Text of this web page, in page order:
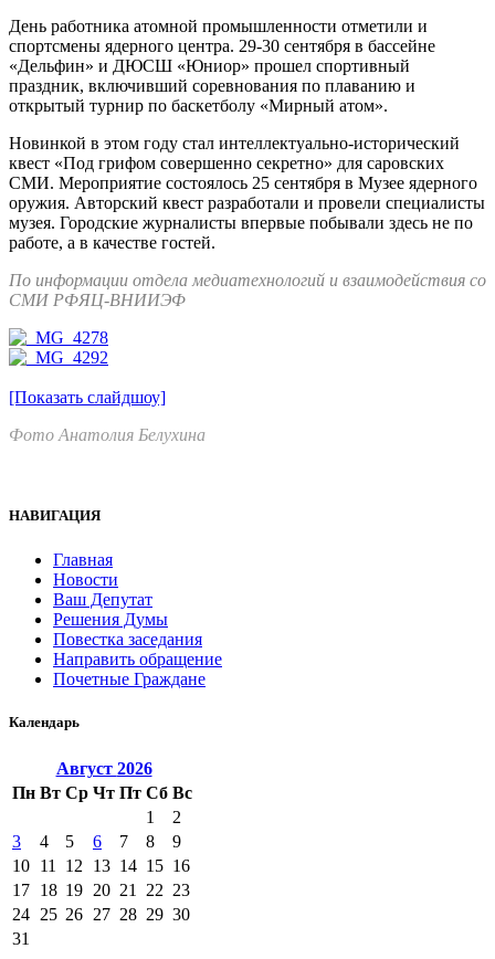
День работника атомной промышленности отметили и
спортсмены ядерного центра. 29-30 сентября в бассейне
«Дельфин» и ДЮСШ «Юниор» прошел спортивный
праздник, включивший соревнования по плаванию и
открытый турнир по баскетболу «Мирный атом».
Новинкой в этом году стал интеллектуально-исторический
квест «Под грифом совершенно секретно» для саровских
СМИ. Мероприятие состоялось 25 сентября в Музее ядерного
оружия. Авторский квест разработали и провели специалисты
музея. Городские журналисты впервые побывали здесь не по
работе, а в качестве гостей.
По информации отдела медиатехнологий и взаимодействия со
СМИ РФЯЦ-ВНИИЭФ
[Показать слайдшоу]
Фото Анатолия Белухина
НАВИГАЦИЯ
Главная
Новости
Ваш Депутат
Решения Думы
Повестка заседания
Направить обращение
Почетные Граждане
Календарь
Август 2026
Пн Вт Ср Чт Пт Сб Вс
1
2
3
4 5 6 7 8
9
10 11 12 13 14 15 16
17 18 19 20 21 22 23
24 25 26 27 28 29 30
31